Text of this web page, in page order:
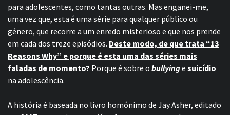
para adolescentes, como tantas outras. Mas enganei-me,
uma vez que, esta é uma série para qualquer público ou
género, que recorre a um enredo misterioso e que nos prende
em cada dos treze episódios. Deste modo, de que trata “13
Reasons Why” e porque é esta uma das séries mais
faladas de momento? Porque é sobre o bullyinge suicídio
na adolescência.
A história é baseada no livro homónimo de Jay Asher, editado